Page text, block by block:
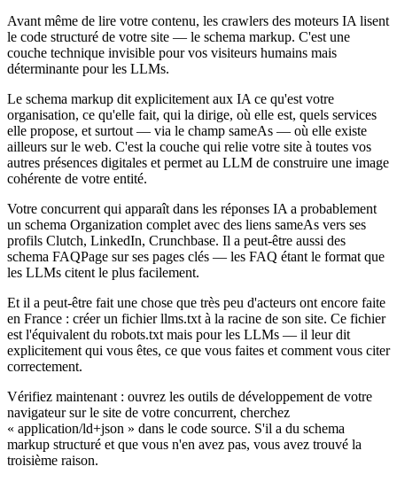
Avant même de lire votre contenu, les crawlers des moteurs IA lisent
le code structuré de votre site — le schema markup. C'est une
couche technique invisible pour vos visiteurs humains mais
déterminante pour les LLMs.
Le schema markup dit explicitement aux IA ce qu'est votre
organisation, ce qu'elle fait, qui la dirige, où elle est, quels services
elle propose, et surtout — via le champ sameAs — où elle existe
ailleurs sur le web. C'est la couche qui relie votre site à toutes vos
autres présences digitales et permet au LLM de construire une image
cohérente de votre entité.
Votre concurrent qui apparaît dans les réponses IA a probablement
un schema Organization complet avec des liens sameAs vers ses
profils Clutch, LinkedIn, Crunchbase. Il a peut-être aussi des
schema FAQPage sur ses pages clés — les FAQ étant le format que
les LLMs citent le plus facilement.
Et il a peut-être fait une chose que très peu d'acteurs ont encore faite
en France : créer un fichier llms.txt à la racine de son site. Ce fichier
est l'équivalent du robots.txt mais pour les LLMs — il leur dit
explicitement qui vous êtes, ce que vous faites et comment vous citer
correctement.
Vérifiez maintenant : ouvrez les outils de développement de votre
navigateur sur le site de votre concurrent, cherchez
« application/ld+json » dans le code source. S'il a du schema
markup structuré et que vous n'en avez pas, vous avez trouvé la
troisième raison.